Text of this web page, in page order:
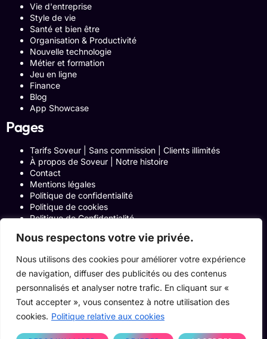
Nous respectons votre vie privée.
Nous utilisons des cookies pour améliorer votre expérience
de navigation, diffuser des publicités ou des contenus
personnalisés et analyser notre trafic. En cliquant sur «
Tout accepter », vous consentez à notre utilisation des
cookies. Politique relative aux cookies
Vie d'entreprise
Style de vie
Santé et bien être
Organisation & Productivité
Nouvelle technologie
Métier et formation
Jeu en ligne
Finance
Blog
App Showcase
Pages
Tarifs Soveur | Sans commission | Clients illimités
À propos de Soveur | Notre histoire
Contact
Mentions légales
Politique de confidentialité
Politique de cookies
Politique de Confidentialité
Blog
Programme Affiliation
Conditions générales d’utilisation
ACCUEIL
Onglets Zone Affilié
Le Blog
Devenir pro